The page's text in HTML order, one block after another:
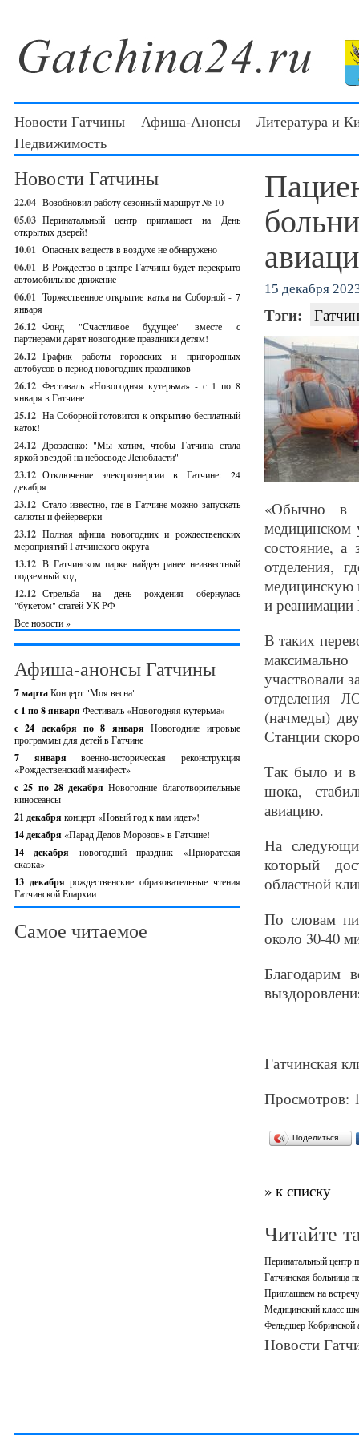
Новости Гатчины Афиша-Анонсы
Литература и
Недвижимость
Новости Гатчины
22.04 Возобновил работу сезонный маршрут № 10
05.03 Перинатальный центр приглашает на День
открытых дверей!
10.01 Опасных веществ в воздухе не обнаружено
06.01 В Рождество в центре Гатчины будет перекрыто
автомобильное движение
06.01 Торжественное открытие катка на Соборной - 7
января
26.12 Фонд "Счастливое будущее" вместе с
партнерами дарят новогодние праздники детям!
26.12 График работы городских и пригородных
автобусов в период новогодних праздников
26.12 Фестиваль «Новогодняя кутерьма» - с 1 по 8
января в Гатчине
25.12 На Соборной готовится к открытию бесплатный
каток!
24.12 Дрозденко: "Мы хотим, чтобы Гатчина стала
яркой звездой на небосводе Ленобласти"
23.12 Отключение электроэнергии в Гатчине: 24
декабря
23.12 Стало известно, где в Гатчине можно запускать
салюты и фейерверки
23.12 Полная афиша новогодних и рождественских
мероприятий Гатчинского округа
13.12 В Гатчинском парке найден ранее неизвестный
подземный ход
12.12 Стрельба на день рождения обернулась
"букетом" статей УК РФ
Все новости »
Афиша-анонсы Гатчины
7 мартаКонцерт "Моя весна"
с 1 по 8 января Фестиваль «Новогодняя кутерьма»
с 24 декабря по 8 январяНовогодние игровые
программы для детей в Гатчине
7 январявоенно-историческая реконструкция
«Рождественский манифест»
c 25 по 28 декабряНовогодние благотворительные
киносеансы
21 декабря концерт «Новый год к нам идет»!
14 декабря «Парад Дедов Морозов» в Гатчине!
14 декабря новогодний праздник «Приоратская
сказка»
13 декабрярождественские образовательные чтения
Гатчинской Епархии
Самое читаемое
15 декабря
Тэги:
«Обычно в
медицинском
состояние, а
отделения,
медицинскую
и
В таких
участвовали
отделения
(начмеды)
Станции
Так было и в
шока,
авиацию.
На
который
областной
По словам
около 30-40
Благодарим
Гатчинская
Просмотров:
Поделиться…
» к списку
Читайте
Перинатальный центр
Гатчинская больница
Приглашаем на
Медицинский класс
Фельдшер Кобринской
Новости